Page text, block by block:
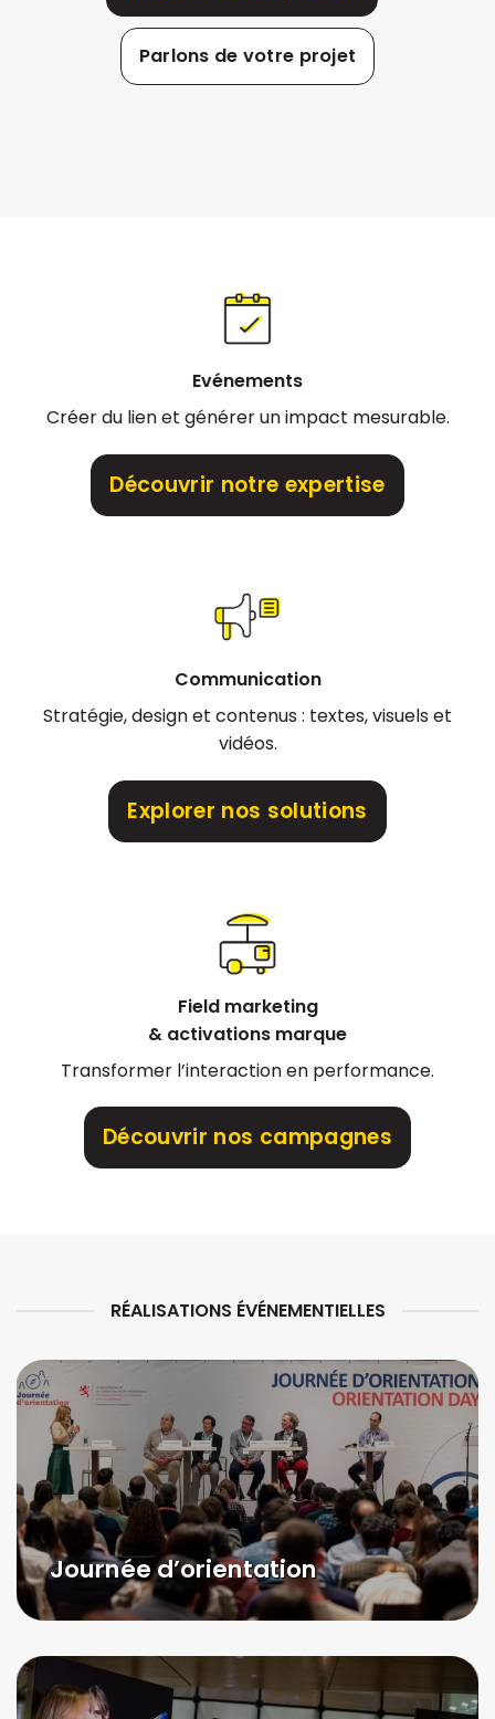
Parlons de votre projet
Evénements
Créer du lien et générer un impact mesurable.
Découvrir notre expertise
Communication
Stratégie, design et contenus : textes, visuels et
vidéos.
Explorer nos solutions
Field marketing
& activations marque
Transformer l’interaction en performance.
Découvrir nos campagnes
RÉALISATIONS ÉVÉNEMENTIELLES
Journée d’orientation